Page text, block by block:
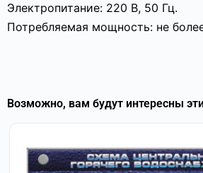
Электропитание: 220 В, 50 Гц.
Потребляемая мощность: не
Возможно, вам будут интересны